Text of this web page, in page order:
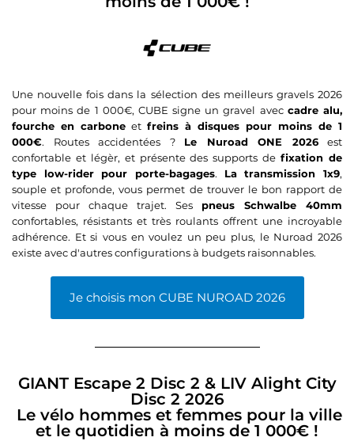
Une nouvelle fois dans la sélection des meilleurs gravels 2026
pour moins de 1 000€, CUBE signe un gravel avec cadre alu,
fourche en carbone et freins à disques pour moins de 1
000€. Routes accidentées ? Le Nuroad ONE 2026est
confortable et légèr, et présente des supports defixation de
type low-rider pour porte-bagages. La transmission 1x9,
souple et profonde, vous permet de trouver le bon rapport de
vitesse pour chaque trajet. Ses pneus Schwalbe 40mm
confortables, résistants et très roulants offrent une incroyable
adhérence. Et si vous en voulez un peu plus, le Nuroad 2026
existe avec d'autres configurations à budgets raisonnables.
Je choisis mon CUBE NUROAD 2026
GIANT Escape 2 Disc 2 & LIV Alight City
Disc 2 2026
Le vélo hommes et femmes pour la ville
et le quotidien à moins de 1 000€ !